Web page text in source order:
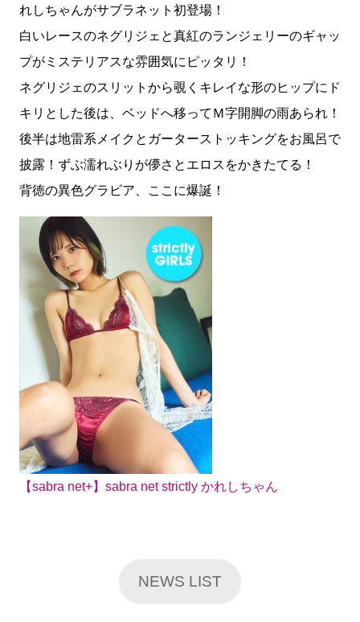
れしちゃんがサブラネット初登場！
白いレースのネグリジェと真紅のランジェリーのギャッ
プがミステリアスな雰囲気にピッタリ！
ネグリジェのスリットから覗くキレイな形のヒップにド
キリとした後は、ベッドへ移ってＭ字開脚の雨あられ！
後半は地雷系メイクとガーターストッキングをお風呂で
披露！ずぶ濡れぶりが儚さとエロスをかきたてる！
背徳の異色グラビア、ここに爆誕！
【sabra net+】sabra net strictly かれしちゃん
NEWS LIST